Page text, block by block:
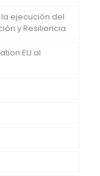
ejecución del
y Resiliencia
EU al